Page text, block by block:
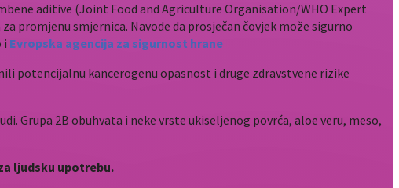
aditive (Joint Food and Agriculture Organisation/WHO Expert
promjenu smjernica. Navode da prosječan čovjek može sigurno
i Evropska agencija za sigurnost hrane
potencijalnu kancerogenu opasnost i druge zdravstvene rizike
Grupa 2B obuhvata i neke vrste ukiseljenog povrća, aloe veru, meso,
ljudsku upotrebu.